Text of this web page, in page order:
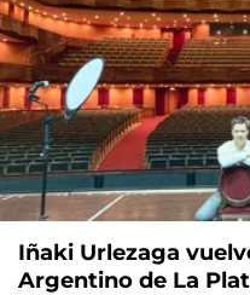
Iñaki Urlezaga
Argentino de La